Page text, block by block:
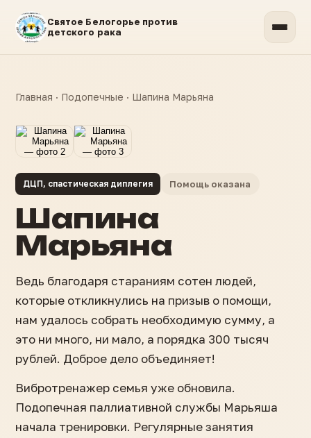
Святое Белогорье против
детского рака
Главная · Подопечные · Шапина Марьяна
ДЦП, спастическая диплегия Помощь оказана
Шапина
Марьяна
Ведь благодаря стараниям сотен людей,
которые откликнулись на призыв о помощи,
нам удалось собрать необходимую сумму, а
это ни много, ни мало, а порядка 300 тысяч
рублей. Доброе дело объединяет!
Вибротренажер семья уже обновила.
Подопечная паллиативной службы Марьяша
начала тренировки. Регулярные занятия